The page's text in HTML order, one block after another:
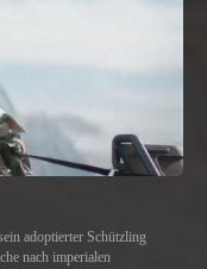
adoptierter Schützling
nach imperialen